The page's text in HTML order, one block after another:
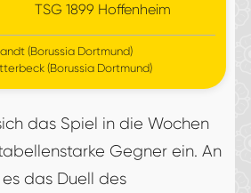
TSG 1899 Hoffenheim
(Borussia Dortmund)
(Borussia Dortmund)
das Spiel in die Wochen
Gegner ein. An
das Duell des